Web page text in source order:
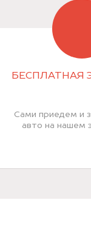
БЕСПЛАТНАЯ
Сами приедем и
авто на нашем